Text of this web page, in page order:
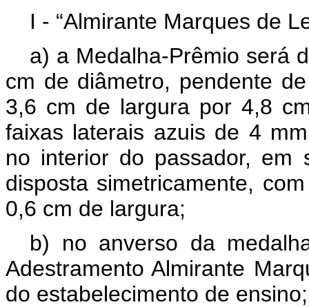
I - “Almirante Marques de
a) a Medalha-Prêmio será
cm de diâmetro, pendente
3,6 cm de largura por 4,8
faixas laterais azuis de 4
no interior do passador, em
disposta simetricamente,
0,6 cm de largura;
b) no anverso da
Adestramento Almirante
do estabelecimento de